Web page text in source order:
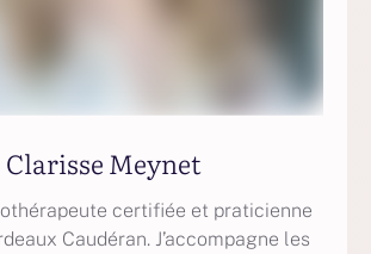
Clarisse Meynet
certifiée et praticienne
Caudéran. J’accompagne les